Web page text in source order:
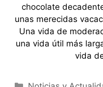
chocolate
unas merecidas
Una vida de
una vida útil más
vida
Categorías